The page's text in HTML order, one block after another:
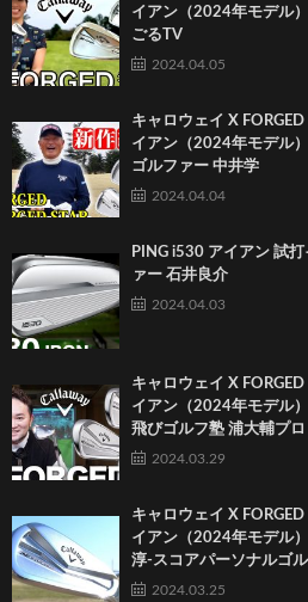
イアン（2024年モデル
ごるTV
2024.04.05
キャロウェイ X
イアン（2024年モデル
ゴルファー 中井学
2024.04.04
PING i530 アイアン 試
ァー 石井良介
2024.04.03
キャロウェイ X
イアン（2024年モデル
飛びゴルフ塾 浦大輔プロ
2024.03.29
キャロウェイ X
イアン（2024年モデル
淳-スコアパーソナルゴ
2024.03.25